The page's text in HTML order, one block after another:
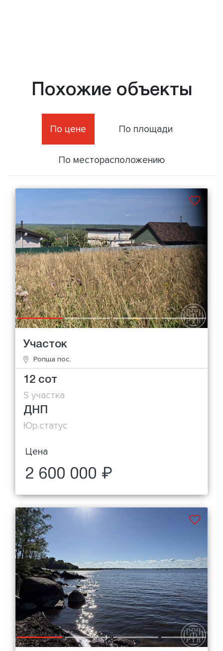
Похожие объекты
По цене По площади
По месторасположению
Участок
Ропша пос.
12 сот
S участка
ДНП
Юр.статус
Цена
2 600 000 ₽